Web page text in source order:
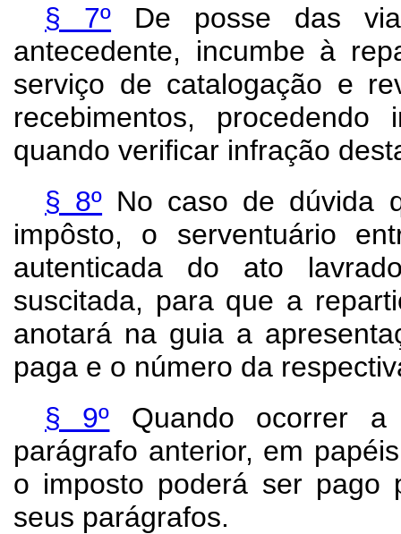
§ 7º De posse das
antecedente, incumbe à
serviço de catalogação e
recebimentos,
quando verificar infração
§ 8º No caso de dúvida
impôsto, o serventuário
autenticada do ato
suscitada, para que a
anotará na guia a
paga e o número da
§ 9º Quando ocorrer
parágrafo anterior, em
o imposto poderá ser pago
seus parágrafos.